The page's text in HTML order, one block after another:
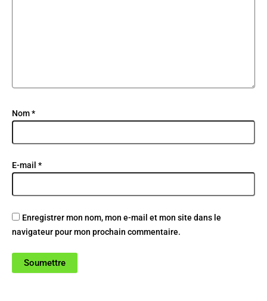
Nom*
E-mail *
Enregistrer mon nom, mon e-mail et mon site dans le
navigateur pour mon prochain commentaire.